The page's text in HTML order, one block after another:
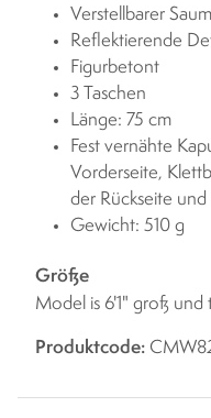
Verstellbarer Saum
Reflektierende
Figurbetont
3 Taschen
Länge: 75 cm
Fest vernähte
Vorderseite,
der Rückseite und
Gewicht: 510 g
Größe
Model is 6'1" groß
Produktcode: